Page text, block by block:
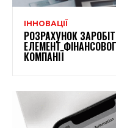
ІННОВАЦІЇ
РОЗРАХУНОК
ЕЛЕМЕНТ
КОМПАНІЇ